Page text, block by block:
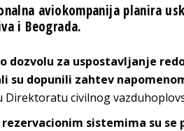
aviokompanija planira
i Beograda.
dozvolu za uspostavljanje
su dopunili zahtev
Direktoratu civilnog
rezervacionim sistemima su